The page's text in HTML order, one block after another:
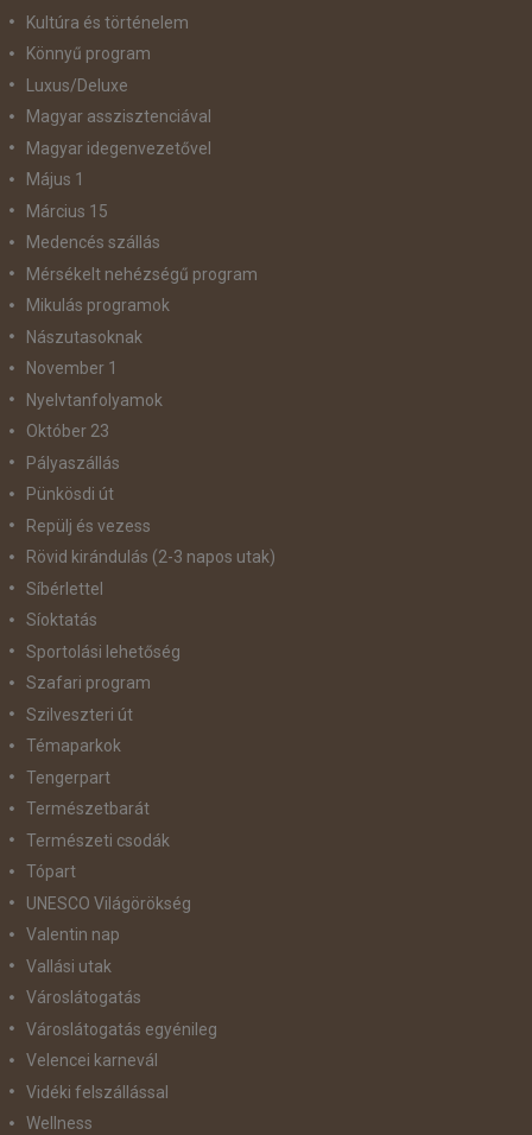
Kultúra és történelem
Könnyű program
Luxus/Deluxe
Magyar asszisztenciával
Magyar idegenvezetővel
Május 1
Március 15
Medencés szállás
Mérsékelt nehézségű program
Mikulás programok
Nászutasoknak
November 1
Nyelvtanfolyamok
Október 23
Pályaszállás
Pünkösdi út
Repülj és vezess
Rövid kirándulás (2-3 napos utak)
Síbérlettel
Síoktatás
Sportolási lehetőség
Szafari program
Szilveszteri út
Témaparkok
Tengerpart
Természetbarát
Természeti csodák
Tópart
UNESCO Világörökség
Valentin nap
Vallási utak
Városlátogatás
Városlátogatás egyénileg
Velencei karnevál
Vidéki felszállással
Wellness